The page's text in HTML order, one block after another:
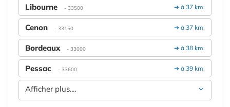
➔ à 37 km.
Libourne - 33500
➔ à 37 km.
Cenon - 33150
➔ à 38 km.
Bordeaux - 33000
➔ à 39 km.
Pessac - 33600
Afficher plus....